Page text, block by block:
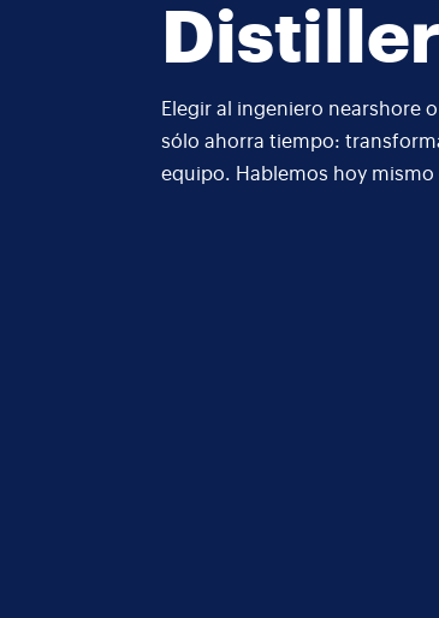
Elegir al ingeniero nearshore
sólo ahorra tiempo:
equipo. Hablemos hoy